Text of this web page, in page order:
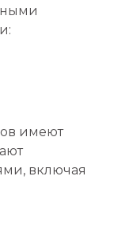
имеют
включая